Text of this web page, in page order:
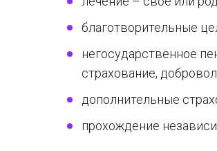
благотворительные
негосударственное
страхование,
дополнительные
прохождение